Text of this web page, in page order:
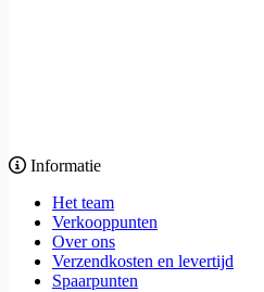
Informatie
Het team
Verkooppunten
Over ons
Verzendkosten en levertijd
Spaarpunten